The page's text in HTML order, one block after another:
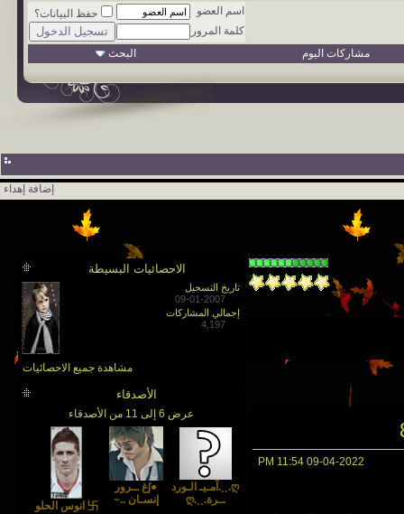
اسم العضو
حفظ البيانات؟
كلمة المرور
مشاركات اليوم
البحث
إضافة إهداء
09-04-2022
11:54 PM
الاحصائيات البسيطة
تاريخ التسجيل
09-01-2007
إجمالي المشاركات
4,197
مشاهدة جميع الاحصائيات
الأصدقاء
عرض 6 إلى 11 من الأصدقاء
ღ.¸¸.آمـيـ الـورد
ــرة.¸¸.ღ
●∫غ ــرور
إنسـان ..~
卐 انوس الحلو